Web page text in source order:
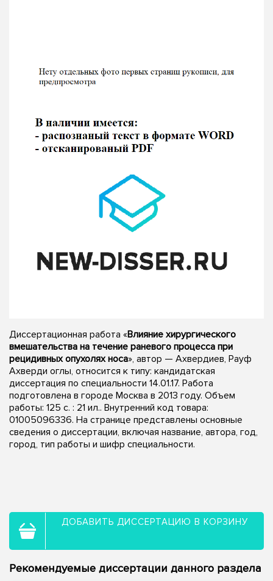
Диссертационная работа «Влияние хирургического
вмешательства на течение раневого процесса при
рецидивных опухолях носа», автор — Ахвердиев, Рауф
Ахверди оглы, относится к типу: кандидатская
диссертация по специальности 14.01.17. Работа
подготовлена в городе Москва в 2013 году. Объем
работы: 125 с. : 21 ил.. Внутренний код товара:
01005096336. На странице представлены основные
сведения о диссертации, включая название, автора, год,
город, тип работы и шифр специальности.
ДОБАВИТЬ ДИССЕРТАЦИЮ В КОРЗИНУ
Рекомендуемые диссертации данного раздела